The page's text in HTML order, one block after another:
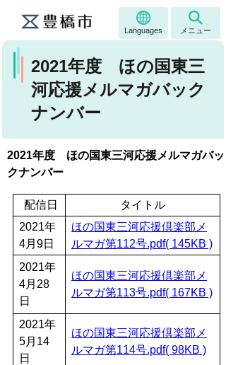
Languages メニュー
2021年度 ほの国東三
河応援メルマガバック
ナンバー
2021年度 ほの国東三河応援メルマガバッ
クナンバー
配信日
タイトル
2021年
4月9日
ほの国東三河応援倶楽部メ
ルマガ第112号.pdf( 145KB )
2021年
4月28
日
ほの国東三河応援倶楽部メ
ルマガ第113号.pdf( 167KB )
2021年
5月14
日
ほの国東三河応援倶楽部メ
ルマガ第114号.pdf( 98KB )